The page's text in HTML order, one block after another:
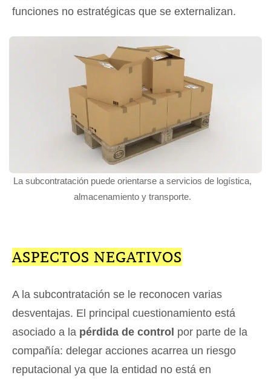
funciones no estratégicas que se externalizan.
La subcontratación puede orientarse a servicios de logística,
almacenamiento y transporte.
ASPECTOS NEGATIVOS
A la subcontratación se le reconocen varias
desventajas. El principal cuestionamiento está
asociado a la pérdida de control por parte de la
compañía: delegar acciones acarrea un riesgo
reputacional ya que la entidad no está en